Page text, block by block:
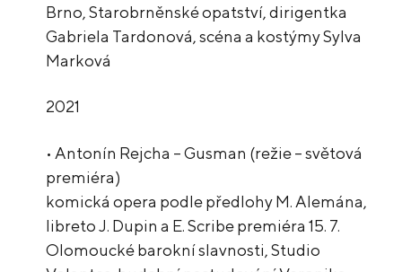
Brno, Starobrněnské opatství, dirigentka
Gabriela Tardonová, scéna a kostýmy Sylva
Marková
2021
• Antonín Rejcha – Gusman (režie – světová
premiéra)
komická opera podle předlohy M. Alemána,
libreto J. Dupin a E. Scribe premiéra 15. 7.
Olomoucké barokní slavnosti, Studio